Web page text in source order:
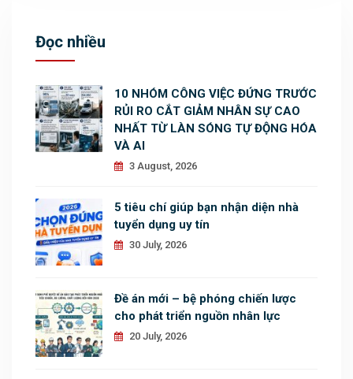
Đọc nhiều
10 NHÓM CÔNG VIỆC ĐỨNG TRƯỚC
RỦI RO CẮT GIẢM NHÂN SỰ CAO
NHẤT TỪ LÀN SÓNG TỰ ĐỘNG HÓA
VÀ AI
3 August, 2026
5 tiêu chí giúp bạn nhận diện nhà
tuyển dụng uy tín
30 July, 2026
Đề án mới – bệ phóng chiến lược
cho phát triển nguồn nhân lực
20 July, 2026